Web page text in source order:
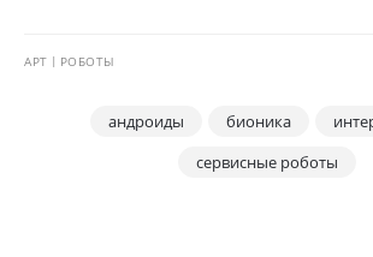
АРТ РОБОТЫ
андроиды бионика
сервисные роботы